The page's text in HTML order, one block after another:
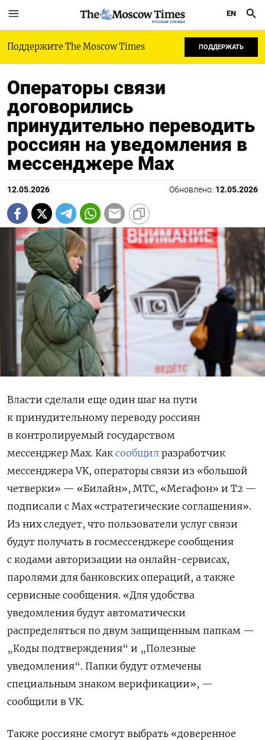
РУССКАЯ СЛУЖБА
EN
Поддержите The Moscow Times ПОДДЕРЖАТЬ
Операторы связи
договорились
принудительно переводить
россиян на уведомления в
мессенджере Мах
12.05.2026 Обновлено: 12.05.2026
Власти сделали еще один шаг на пути
к принудительному переводу россиян
в контролируемый государством
мессенджер Max. Как сообщил разработчик
мессенджера VK, операторы связи из «большой
четверки» — «Билайн», МТС, «Мегафон» и Т2 —
подписали с Max «стратегические соглашения».
Из них следует, что пользователи услуг связи
будут получать в госмессенджере сообщения
с кодами авторизации на онлайн-сервисах,
паролями для банковских операций, а также
сервисные сообщения. «Для удобства
уведомления будут автоматически
распределяться по двум защищенным папкам —
„Коды подтверждения“ и „Полезные
уведомления“. Папки будут отмечены
специальным знаком верификации», —
сообщили в VK.
Также россияне смогут выбрать «доверенное